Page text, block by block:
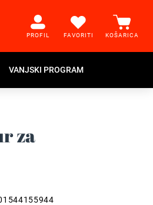
PROFIL FAVORITI KOŠARICA
VANJSKI PROGRAM
za